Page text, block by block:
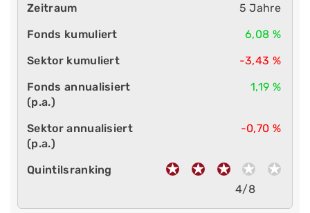
5 Jahre
6,08 %
-3,43 %
1,19 %
-0,70 %
4/8